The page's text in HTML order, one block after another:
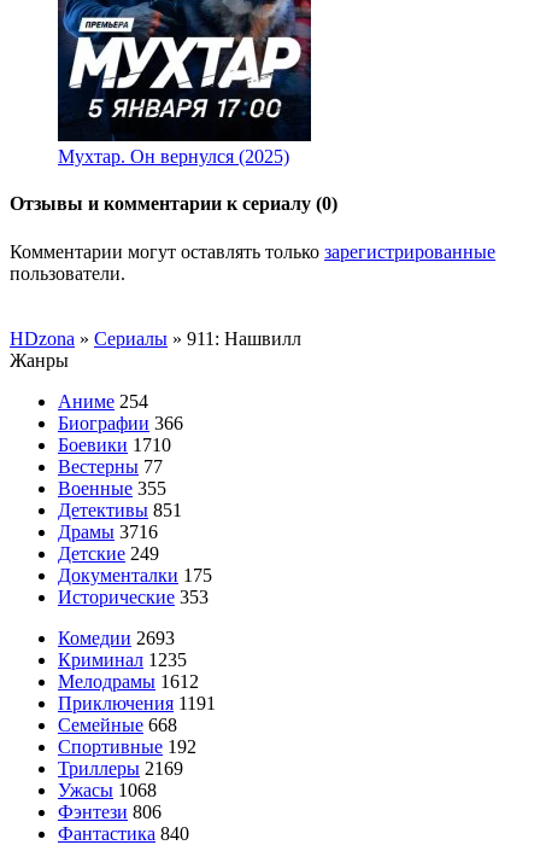
Мухтар. Он вернулся (2025)
Отзывы и комментарии к сериалу (0)
Комментарии могут оставлять только зарегистрированные
пользователи.
HDzona » Сериалы » 911: Нашвилл
Жанры
Аниме 254
Биографии 366
Боевики 1710
Вестерны 77
Военные 355
Детективы 851
Драмы 3716
Детские 249
Документалки 175
Исторические 353
Комедии 2693
Криминал 1235
Мелодрамы 1612
Приключения 1191
Семейные 668
Спортивные 192
Триллеры 2169
Ужасы 1068
Фэнтези 806
Фантастика 840